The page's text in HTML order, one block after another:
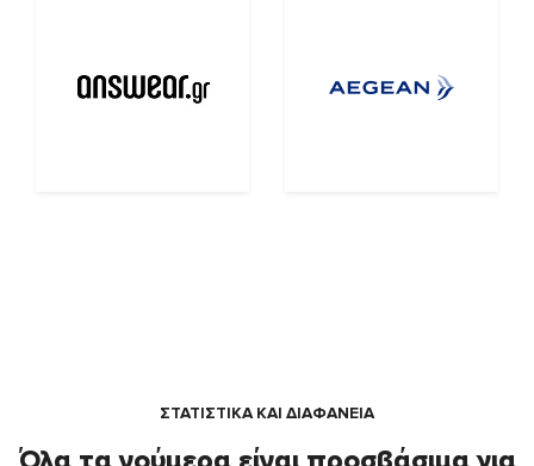
ΣΤΑΤΙΣΤΙΚΑ ΚΑΙ ΔΙΑΦΑΝΕΙΑ